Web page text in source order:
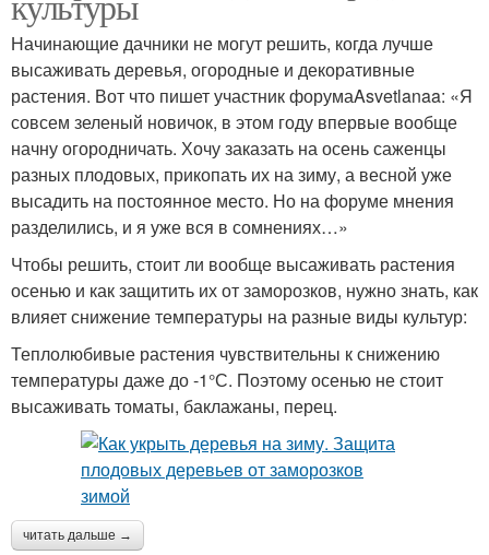
Начинающие дачники не могут решить, когда лучше
высаживать деревья, огородные и декоративные
растения. Вот что пишет участник форумаAsvetlanaa: «Я
совсем зеленый новичок, в этом году впервые вообще
начну огородничать. Хочу заказать на осень саженцы
разных плодовых, прикопать их на зиму, а весной уже
высадить на постоянное место. Но на форуме мнения
разделились, и я уже вся в сомнениях…»
Чтобы решить, стоит ли вообще высаживать растения
осенью и как защитить их от заморозков, нужно знать, как
влияет снижение температуры на разные виды культур:
Теплолюбивые растения чувствительны к снижению
температуры даже до -1°С. Поэтому осенью не стоит
высаживать томаты, баклажаны, перец.
читать дальше →